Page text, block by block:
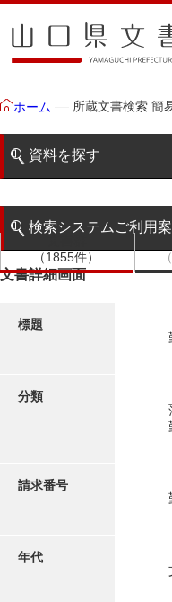
ホーム 所蔵文書検索 簡
資料を探す
階層検索
写真・絵はがき
検索システムご利用
検索システムの利用につ
（1855件）
文書詳細画面
標題
分類
請求番号
年代